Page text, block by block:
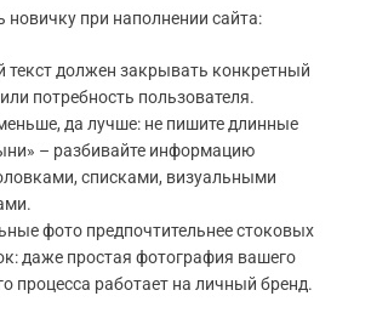
новичку при наполнении сайта:
должен закрывать конкретный
потребность пользователя.
да лучше: не пишите длинные
– разбивайте информацию
списками, визуальными
фото предпочтительнее стоковых
даже простая фотография вашего
процесса работает на личный бренд.